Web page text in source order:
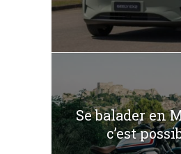
Se balader en
c’est